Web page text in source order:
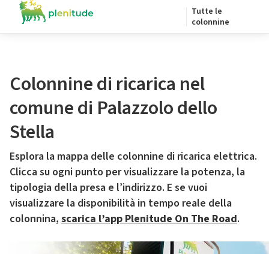
Tutte le
colonnine
Colonnine di ricarica nel
comune di Palazzolo dello
Stella
Esplora la mappa delle colonnine di ricarica elettrica.
Clicca su ogni punto per visualizzare la potenza, la
tipologia della presa e l’indirizzo. E se vuoi
visualizzare la disponibilità in tempo reale della
colonnina, scarica l’app Plenitude On The Road.